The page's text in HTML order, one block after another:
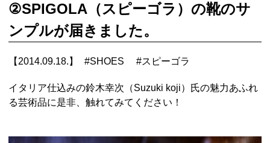
②SPIGOLA（スピーゴラ）の靴のサ
ンプルが届きました。
【2014.09.18.】 #SHOES #スピーゴラ
イタリア仕込みの鈴木幸次（Suzuki koji）氏の魅力あふれ
る芸術品に是非、触れてみてくださ い！